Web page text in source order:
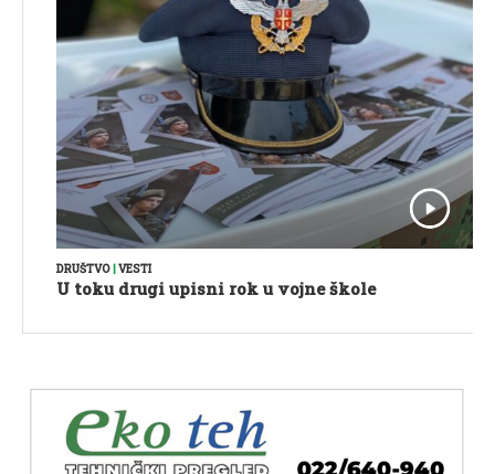
DRUŠTVO VESTI
U toku drugi upisni rok u vojne škole